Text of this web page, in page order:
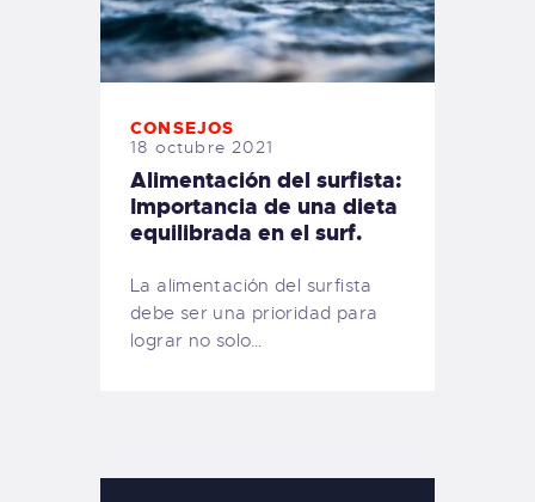
CONSEJOS
18 octubre 2021
Alimentación del surfista:
Importancia de una dieta
equilibrada en el surf.
La alimentación del surfista
debe ser una prioridad para
lograr no solo…